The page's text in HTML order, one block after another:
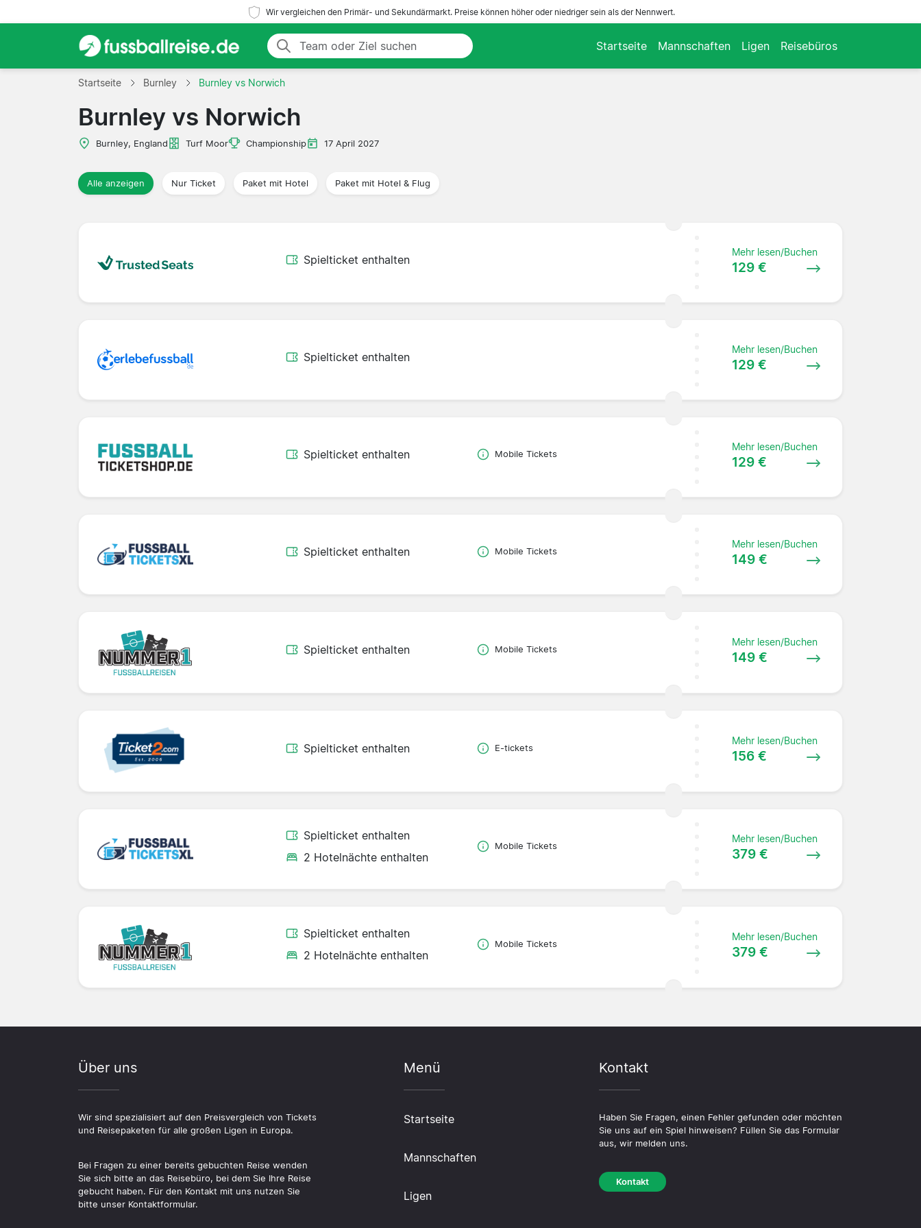
Wir vergleichen den Primär- und Sekundärmarkt. Preise können höher oder niedriger sein als der Nennwert.
Startseite Mannschaften Ligen Reisebüros
Startseite Burnley Burnley vs Norwich
Burnley vs Norwich
Burnley, England Turf Moor Championship 17 April 2027
Alle anzeigen Nur Ticket Paket mit Hotel Paket mit Hotel & Flug
Spielticket enthalten
Mehr lesen/Buchen
129 €
Spielticket enthalten
Mehr lesen/Buchen
129 €
Spielticket enthalten Mobile Tickets
Mehr lesen/Buchen
129 €
Spielticket enthalten Mobile Tickets
Mehr lesen/Buchen
149 €
Spielticket enthalten Mobile Tickets
Mehr lesen/Buchen
149 €
Spielticket enthalten E-tickets
Mehr lesen/Buchen
156 €
Spielticket enthalten
2 Hotelnächte enthalten
Mobile Tickets
Mehr lesen/Buchen
379 €
Spielticket enthalten
2 Hotelnächte enthalten
Mobile Tickets
Mehr lesen/Buchen
379 €
Über uns
Wir sind spezialisiert auf den Preisvergleich von Tickets
und Reisepaketen für alle großen Ligen in Europa.
Bei Fragen zu einer bereits gebuchten Reise wenden
Sie sich bitte an das Reisebüro, bei dem Sie Ihre Reise
gebucht haben. Für den Kontakt mit uns nutzen Sie
bitte unser Kontaktformular.
Menü
Startseite
Mannschaften
Ligen
Kontakt
Haben Sie Fragen, einen Fehler gefunden oder möchten
Sie uns auf ein Spiel hinweisen? Füllen Sie das Formular
aus, wir melden uns.
Kontakt